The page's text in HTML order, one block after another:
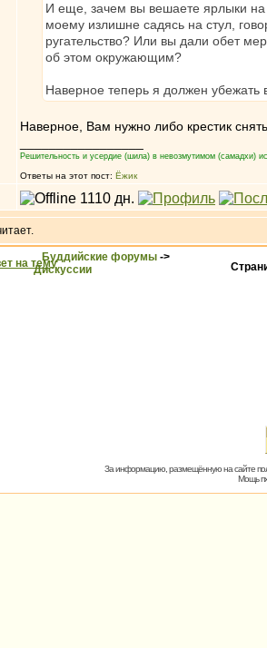
И еще, зачем вы вешаете ярлыки на
моему излишне садясь на стул,
ругательство? Или вы дали обет
об этом окружающим?
Наверное теперь я должен
Наверное, Вам нужно либо крестик
Решительность и усердие (шила) в невозмутимом (самадхи)
Ответы на этот пост: Ёжик
Буддийские форумы ->
Дискуссии
За информацию, размещённую на сайте
Мощь